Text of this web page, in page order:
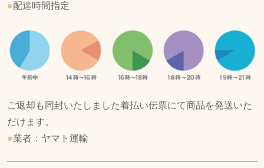
●配達時間指定
ご返却も同封いたしました着払い伝票にて商品を発送いた
だけます。
●業者：ヤマト運輸